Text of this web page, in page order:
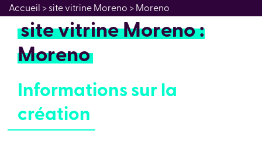
Accueil > site vitrine Moreno > Moreno
site vitrine Moreno :
Moreno
Informations sur la
création